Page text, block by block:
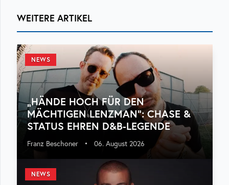
WEITERE ARTIKEL
NEWS
„HÄNDE HOCH FÜR DEN
MÄCHTIGEN LENZMAN“: CHASE &
STATUS EHREN D&B-LEGENDE
Franz Beschoner • 06. August 2026
NEWS